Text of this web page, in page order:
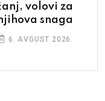
volovi za
snaga
6. AVGUST 2026.